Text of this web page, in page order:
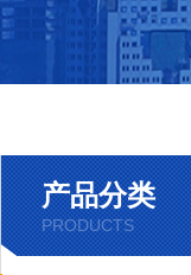
产品分类
PRODUCTS